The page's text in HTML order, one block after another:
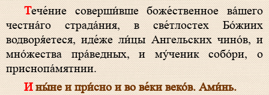
Тече́ние соверши́вше боже́ственное ва́шего
честна́го страда́ния, в све́тлостех Бо́жиих
водворя́етеся, иде́же ли́цы Ангельских чино́в, и
мно́жества пра́ведных, и му́ченик собо́ри, о
приснопа́мятнии.
И ны́не и при́сно и во ве́ки веко́в. Ами́нь.